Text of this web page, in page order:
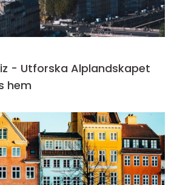
- Utforska Alplandskapet
hem